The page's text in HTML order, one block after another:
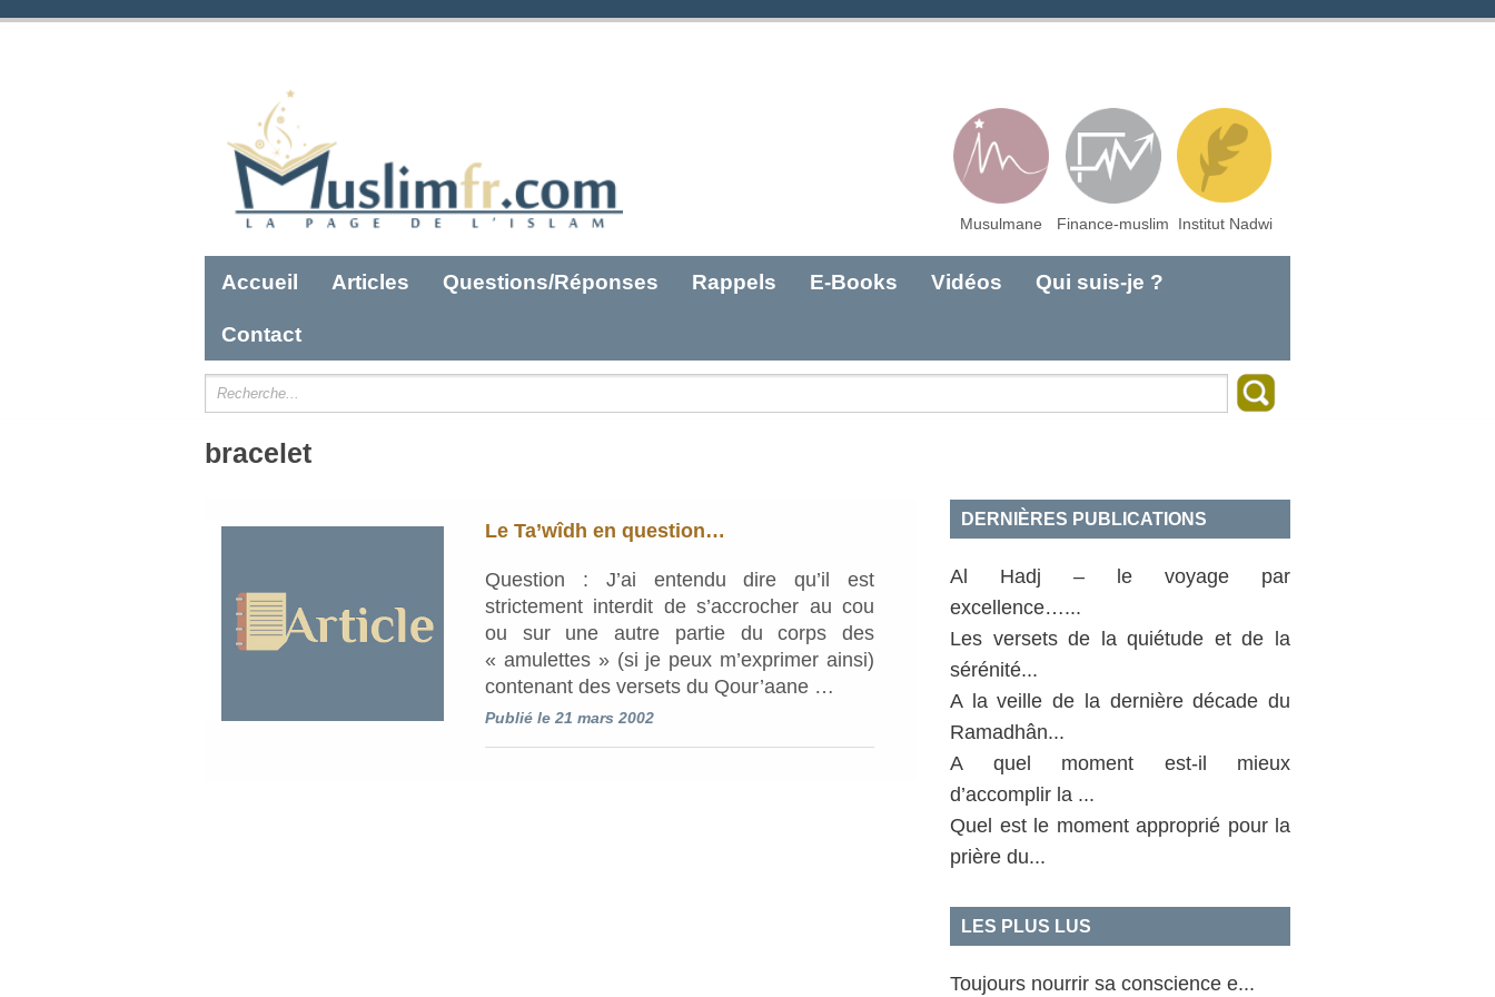
Musulmane Finance-muslim Institut Nadwi
Accueil Articles Questions/Réponses Rappels E-Books Vidéos Qui suis-je ?
Contact
bracelet
Le Ta’wîdh en question…
Question : J’ai entendu dire qu’il est
strictement interdit de s’accrocher au cou
ou sur une autre partie du corps des
« amulettes » (si je peux m’exprimer ainsi)
contenant des versets du Qour’aane …
Publié le 21 mars 2002
DERNIÈRES PUBLICATIONS
Al Hadj – le voyage par
excellence…...
Les versets de la quiétude et de la
sérénité...
A la veille de la dernière décade du
Ramadhân...
A quel moment est-il mieux
d’accomplir la ...
Quel est le moment approprié pour la
prière du...
LES PLUS LUS
Toujours nourrir sa conscience e...